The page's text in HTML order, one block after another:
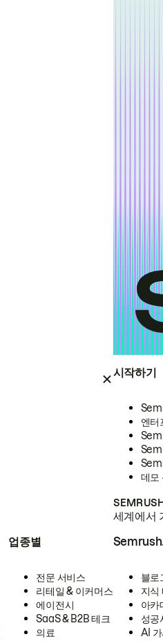
시작하기
엔터
데모
세계에서
업종별
전문 서비스
리테일 & 이커머스
에이전시
SaaS & B2B 테크
의료
Semrush
블로
지식
아카
성공
AI